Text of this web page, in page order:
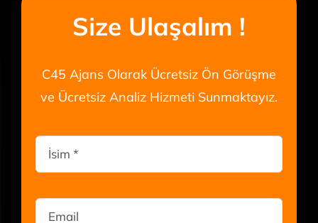
Size Ulaşalım !
C45 Ajans Olarak Ücretsiz Ön Görüşme
ve Ücretsiz Analiz Hizmeti Sunmaktayız.